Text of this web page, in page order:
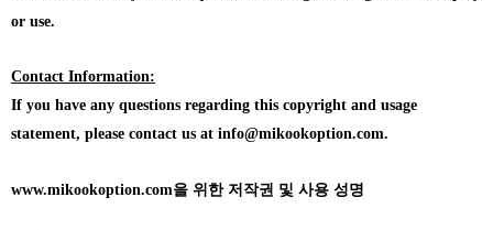
or use.
Contact Information:
If you have any questions regarding this copyright and usage
statement, please contact us at info@mikookoption.com.
www.mikookoption.com을 위한 저작권 및 사용 성명